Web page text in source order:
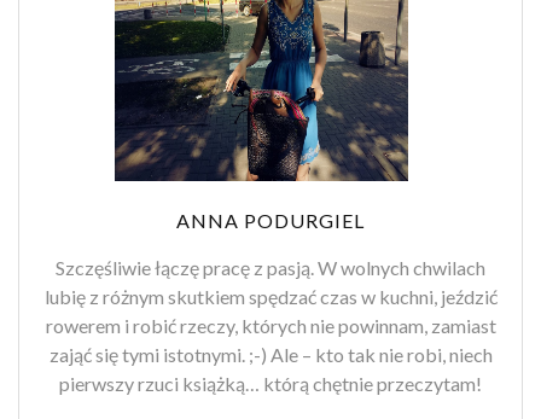
ANNA PODURGIEL
Szczęśliwie łączę pracę z pasją. W wolnych chwilach
lubię z różnym skutkiem spędzać czas w kuchni, jeździć
rowerem i robić rzeczy, których nie powinnam, zamiast
zająć się tymi istotnymi. ;-) Ale – kto tak nie robi, niech
pierwszy rzuci książką… którą chętnie przeczytam!